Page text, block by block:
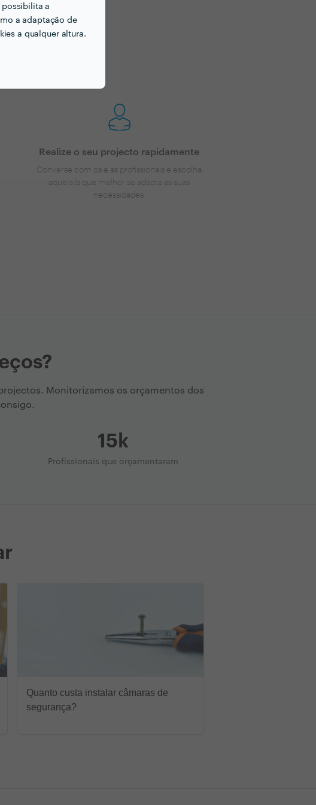
possibilita a
a adaptação de
a qualquer altura.
certo para si!
Realize o seu projecto rapidamente
Converse com os e as profissionais e escolha
aquele/a que melhor se adapta às suas
necessidades.
Monitorizamos os orçamentos dos
15k
Profissionais que orçamentaram
Quanto custa instalar câmaras de
segurança?